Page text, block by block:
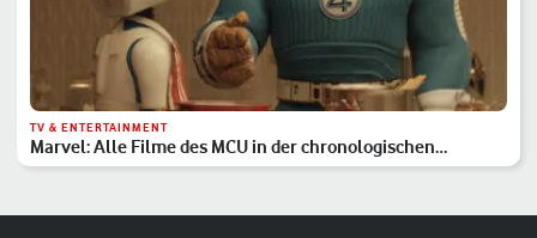
TV & ENTERTAINMENT
Marvel: Alle Filme des MCU in der chronologischen
Reihenfolge